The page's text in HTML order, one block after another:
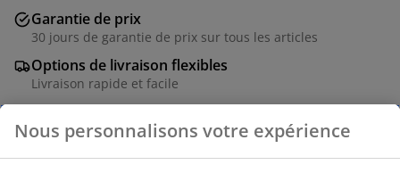
Garantie de prix
30 jours de garantie de prix sur tous les articles
Options de livraison flexibles
Livraison rapide et facile
Placage décoratif. l80 x H4 x P24 cm
Nous personnalisons votre expérience